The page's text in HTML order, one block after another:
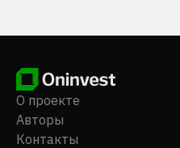
О проекте
Авторы
Контакты